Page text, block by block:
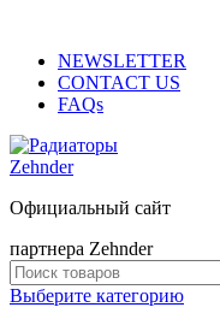
NEWSLETTER
CONTACT US
FAQs
Официальный сайт
партнера Zehnder
Выберите категорию